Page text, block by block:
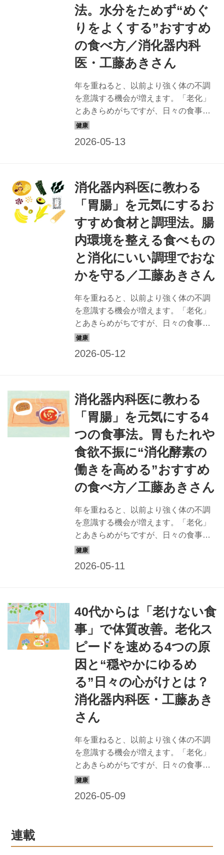
法。水分をためず“めぐ
りをよくする”おすすめ
の食べ方／消化器内科
医・工藤あきさん
年を重ねると、以前より強く体の不調
を意識する機会が増えます。「老化」
とあきらめがちですが、日々の食事で
改善できるかもしれません。消化器内
2025年6月号掲載）
消化器内科医に教わる
「胃腸」を元気にするお
すすめ食材と調理法。腸
内環境を整える食べもの
と消化にいい調理でおな
かを守る／工藤あきさん
年を重ねると、以前より強く体の不調
を意識する機会が増えます。「老化」
とあきらめがちですが、日々の食事で
改善できるかもしれません。消化器内
科医で美腸・美肌評論家の工藤あきさ
月号掲載）
消化器内科医に教わる
「胃腸」を元気にする4
つの食事法。胃もたれや
食欲不振に“消化酵素の
働きを高める”おすすめ
の食べ方／工藤あきさん
年を重ねると、以前より強く体の不調
を意識する機会が増えます。「老化」
とあきらめがちですが、日々の食事で
改善できるかもしれません。消化器内
科医で美腸・美肌評論家の工藤あきさ
6月号掲載）
40代からは「老けない食
事」で体質改善。老化ス
ピードを速める4つの原
因と“穏やかにゆるめ
る”日々の心がけとは？
消化器内科医・工藤あき
さん
年を重ねると、以前より強く体の不調
を意識する機会が増えます。「老化」
とあきらめがちですが、日々の食事で
改善できるかもしれません。消化器内
連載